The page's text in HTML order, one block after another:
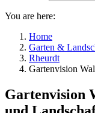
You are here:
Home
Garten &
Rheurdt
Gartenvision
Gartenvision